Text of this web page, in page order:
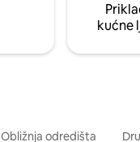
kućne
Obližnja odredišta